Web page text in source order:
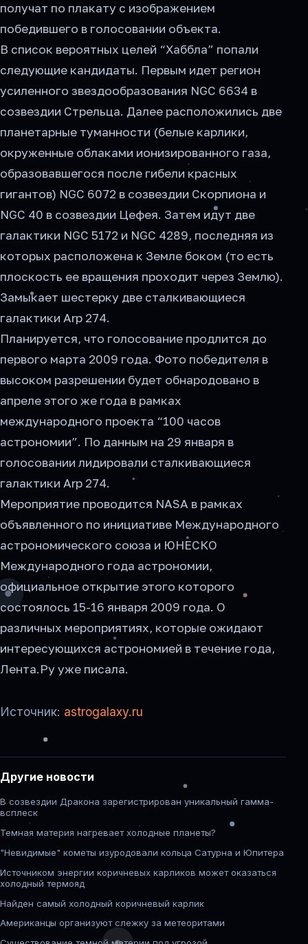
получат по плакату с изображением
победившего в голосовании объекта.
В список вероятных целей “Хаббла” попали
следующие кандидаты. Первым идет регион
усиленного звездообразования NGC 6634 в
созвездии Стрельца. Далее расположились две
планетарные туманности (белые карлики,
окруженные облаками ионизированного газа,
образовавшегося после гибели красных
гигантов) NGC 6072 в созвездии Скорпиона и
NGC 40 в созвездии Цефея. Затем идут две
галактики NGC 5172 и NGC 4289, последняя из
которых расположена к Земле боком (то есть
плоскость ее вращения проходит через Землю).
Замыкает шестерку две сталкивающиеся
галактики Arp 274.
Планируется, что голосование продлится до
первого марта 2009 года. Фото победителя в
высоком разрешении будет обнародовано в
апреле этого же года в рамках
международного проекта “100 часов
астрономии”. По данным на 29 января в
голосовании лидировали сталкивающиеся
галактики Arp 274.
Мероприятие проводится NASA в рамках
объявленного по инициативе Международного
астрономического союза и ЮНЕСКО
Международного года астрономии,
официальное открытие этого которого
состоялось 15-16 января 2009 года. О
различных мероприятиях, которые ожидают
интересующихся астрономией в течение года,
Лента.Ру уже писала.
Источник: astrogalaxy.ru
Другие новости
В созвездии Дракона зарегистрирован уникальный гамма-
всплеск
Темная материя нагревает холодные планеты?
"Невидимые" кометы изуродовали кольца Сатурна и Юпитера
Источником энергии коричневых карликов может оказаться
холодный термояд
Найден самый холодный коричневый карлик
Американцы организуют слежку за метеоритами